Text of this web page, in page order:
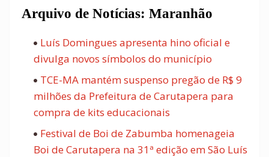
Arquivo de Notícias: Maranhão
Luís Domingues apresenta hino oficial e
divulga novos símbolos do município
TCE-MA mantém suspenso pregão de R$ 9
milhões da Prefeitura de Carutapera para
compra de kits educacionais
Festival de Boi de Zabumba homenageia
Boi de Carutapera na 31ª edição em São Luís